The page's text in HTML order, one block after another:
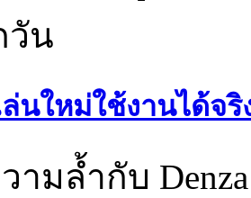
วัน
นใหม่ใช้งานได้จริ
ามล้ำกับ